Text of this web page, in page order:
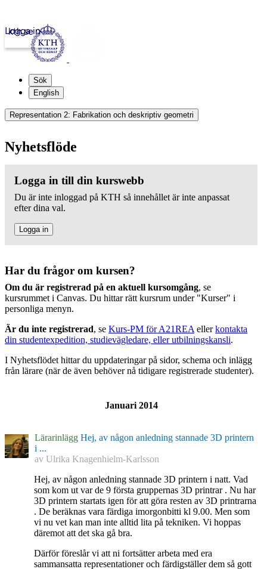
kth.se
Logga in
Sök
English
Representation 2: Fabrikation och deskriptiv geometri
Nyhetsflöde
Logga in till din kurswebb
Du är inte inloggad på KTH så innehållet är inte anpassat
efter dina val.
Logga in
Har du frågor om kursen?
Om du är registrerad på en aktuell kursomgång, se
kursrummet i Canvas. Du hittar rätt kursrum under "Kurser" i
personliga menyn.
Är du inte registrerad, se Kurs-PM för A21REA ellerkontakta
din studentexpedition, studievägledare, eller utbilningskansli.
I Nyhetsflödet hittar du uppdateringar på sidor, schema och inlägg
från lärare (när de även behöver nå tidigare registrerade studenter).
Januari 2014
Lärarinlägg Hej, av någon anledning stannade 3D printern
i ...
av Ulrika Knagenhielm-Karlsson
Hej, av någon anledning stannade 3D printern i natt. Vad
som kom ut var de 9 första gruppernas 3D printrar . Nu har
3D printern startats igen för att göra resten av 3D printrarna
. De beräknas vara färdiga imorgonbitti kl 9.00. Men som
vi nu vet kan man inte alltid lita på tekniken. Vi hoppas
däremot att det ska gå bra.
Därför föreslår vi att ni fortsätter arbeta med era
sammansatta representationer och färdigställer dem så gott